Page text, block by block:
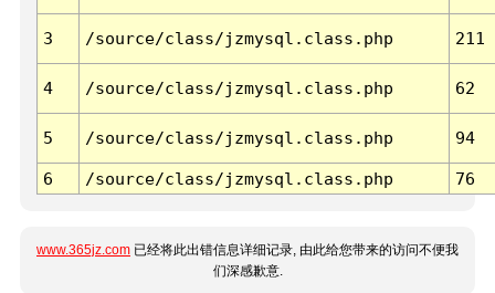
3 /source/class/jzmysql.class.php 211
4 /source/class/jzmysql.class.php 62
5 /source/class/jzmysql.class.php 94
6 /source/class/jzmysql.class.php 76
www.365jz.com 已经将此出错信息详细记录, 由此给您带来的访问不便我
们深感歉意.